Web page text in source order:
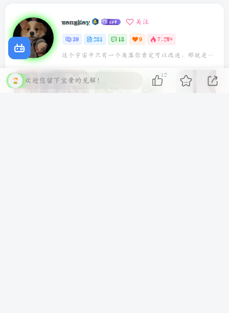
wangkay 关注
39 281 18 9 7.2W+
这个宇宙中只有一个角落你肯定可以改进，那就是你自己
欢迎您留下宝贵的见解！
12